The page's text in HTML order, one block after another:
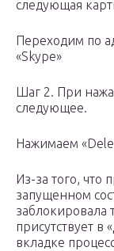
следующая
Переходим по
«Skype»
Шаг 2. При
следующее.
Нажимаем
Из-за того, что
запущенном
заблокировала
присутствует в
вкладке